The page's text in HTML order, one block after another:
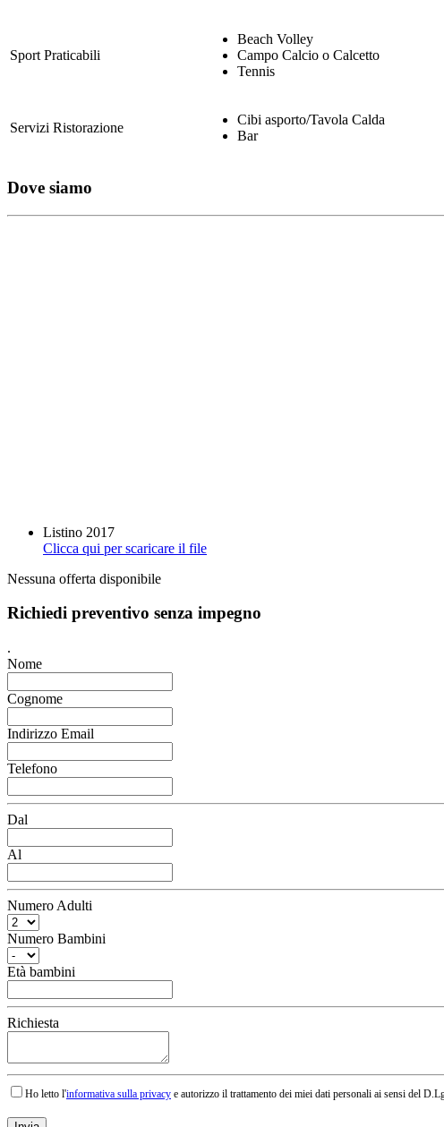
Sport Praticabili
Beach Volley
Campo Calcio o Calcetto
Tennis
Servizi Ristorazione
Cibi asporto/Tavola Calda
Bar
Dove siamo
Listino 2017
Clicca qui per scaricare il file
Nessuna offerta disponibile
Richiedi preventivo senza impegno
.
Nome
Cognome
Indirizzo Email
Telefono
Dal
Al
Numero Adulti
Numero Bambini
Età bambini
Richiesta
Ho letto l'informativa sulla privacy e autorizzo il trattamento dei miei dati personali ai sensi del